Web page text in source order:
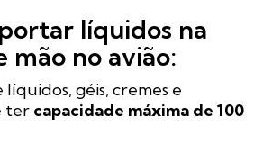
líquidos na
mão no avião:
líquidos, géis, cremes e
ter capacidade máxima de 100